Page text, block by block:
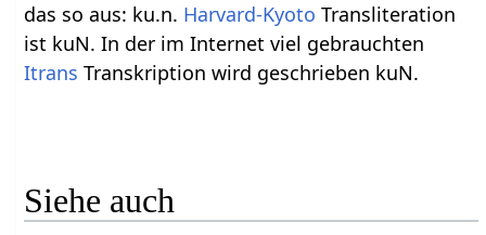
das so aus: ku.n. Harvard-Kyoto Transliteration
ist kuN. In der im Internet viel gebrauchten
Itrans Transkription wird geschrieben kuN.
Siehe auch